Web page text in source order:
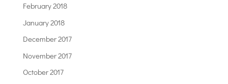
February 2018
January 2018
December 2017
November 2017
October 2017